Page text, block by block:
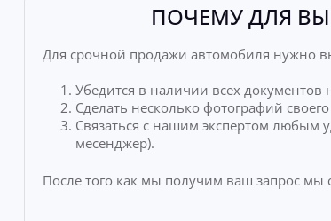
ПОЧЕМУ ДЛЯ
Для срочной продажи автомобиля нужно
Убедится в наличии всех документов
Сделать несколько фотографий
Связаться с нашим экспертом любым
месенджер).
После того как мы получим ваш запрос мы